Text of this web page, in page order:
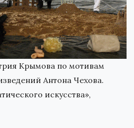
Крымова по мотивам
Антона Чехова.
искусства»,